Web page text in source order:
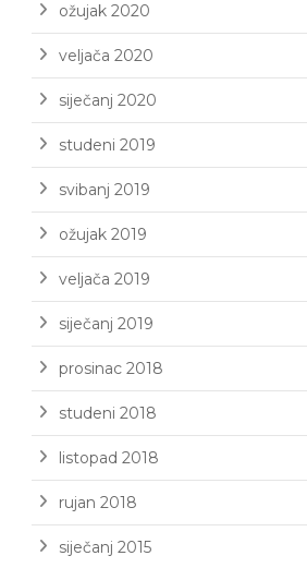
ožujak 2020
veljača 2020
siječanj 2020
studeni 2019
svibanj 2019
ožujak 2019
veljača 2019
siječanj 2019
prosinac 2018
studeni 2018
listopad 2018
rujan 2018
siječanj 2015